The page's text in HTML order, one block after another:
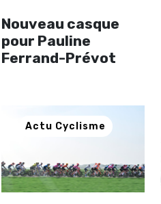
Nouveau casque
pour Pauline
Ferrand-Prévot
Actu Cyclisme